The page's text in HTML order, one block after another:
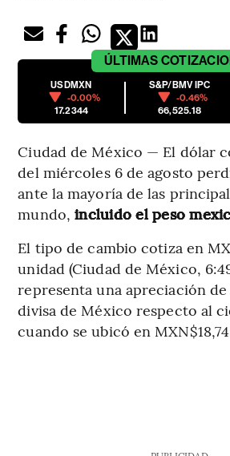
ÚLTIMAS
USDMXN
-0.00%
17.2344
S&P/BMV IPC
-0.46%
66,525.18
Ciudad de México — El dólar
del miércoles 6 de agosto
ante la mayoría de las
mundo, incluido el peso
El tipo de cambio cotiza en
unidad (Ciudad de México,
representa una apreciación de
divisa de México respecto al
cuando se ubicó en